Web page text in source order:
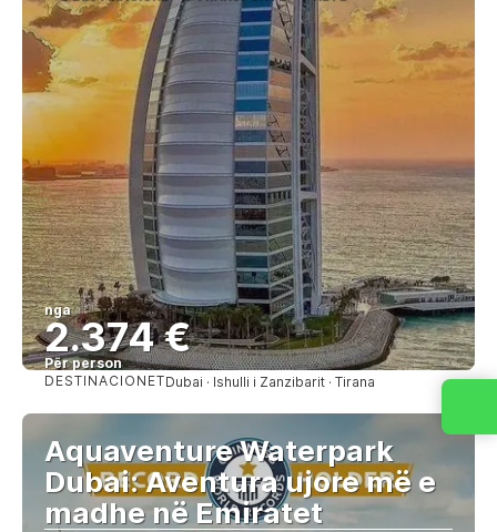
nga
2.374 €
Për person
Shihni
DESTINACIONETDubai · Ishulli i Zanzibarit · Tirana
Aquaventure Waterpark
Dubai: Aventura ujore më e
madhe në Emiratet